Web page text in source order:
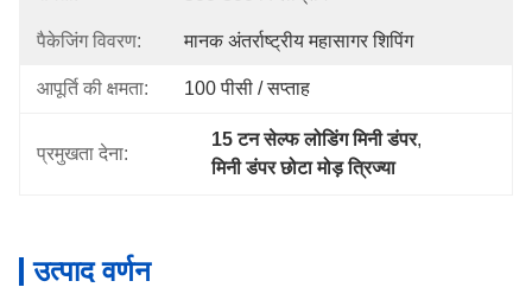
पैकेजिंग विवरण: मानक अंतर्राष्ट्रीय महासागर शिपिंग
आपूर्ति की क्षमता: 100 पीसी / सप्ताह
प्रमुखता देना:
15 टन सेल्फ लोडिंग मिनी डंपर,
मिनी डंपर छोटा मोड़ त्रिज्या
उत्पाद वर्णन